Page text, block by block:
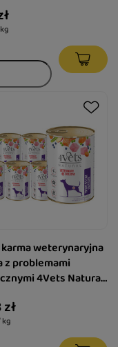
weterynaryjna
z problemami
4Vets Natural
kg